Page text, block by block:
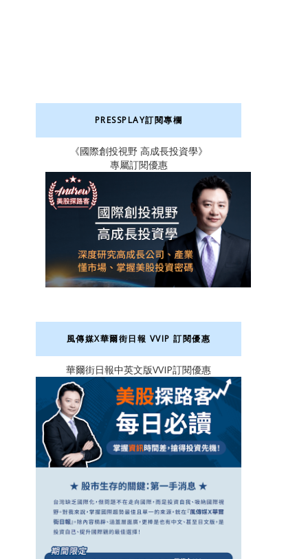
PRESSPLAY訂閱專欄
《國際創投視野 高成長投資學》
專屬訂閱優惠
風傳媒X華爾街日報 VVIP 訂閱優惠
華爾街日報中英文版VVIP訂閱優惠